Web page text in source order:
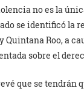
no es la
se identificó la
Quintana Roo, a
sobre el
que se tendrán